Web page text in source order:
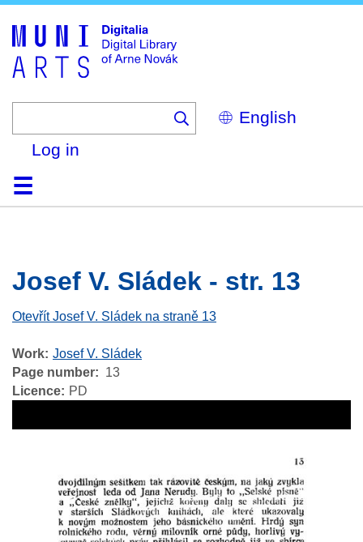
Select
your
Log in
HomeBrowse
Search
About
HelpContactDigitalia
Josef V. Sládek - str. 13
Otevřít Josef V. Sládek na straně 13
Work Josef V. Sládek
Page number
13
Licence
PD